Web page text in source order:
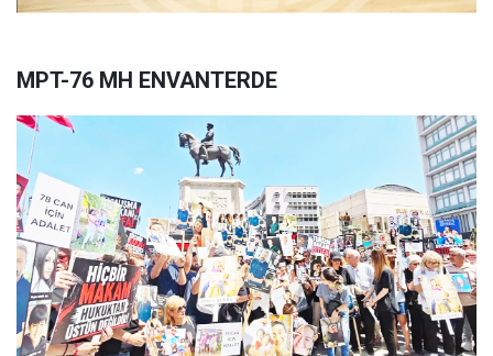
MPT-76 MH ENVANTERDE